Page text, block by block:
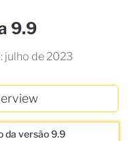
9.9
julho de 2023
da versão 9.9